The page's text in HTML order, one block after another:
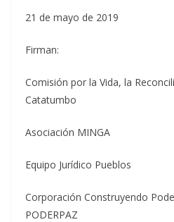
21 de mayo de 2019
Firman:
Comisión por la Vida, la
Catatumbo
Asociación MINGA
Equipo Jurídico Pueblos
Corporación Construyendo
PODERPAZ